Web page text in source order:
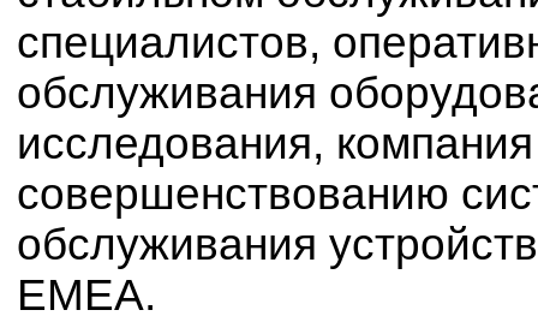
специалистов,
обслуживания
исследования,
совершенствованию
обслуживания
ЕМЕА.